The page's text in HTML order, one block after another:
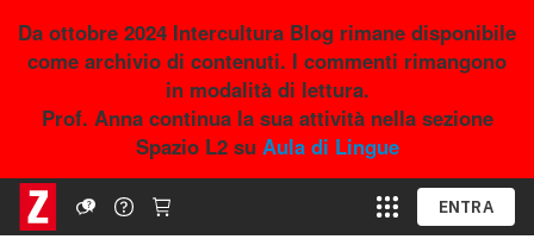
Da ottobre 2024 Intercultura Blog rimane disponibile
come archivio di contenuti. I commenti rimangono
in modalità di lettura.
Prof. Anna continua la sua attività nella sezione
Spazio L2 su Aula di Lingue
ENTRA